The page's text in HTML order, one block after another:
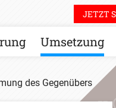
Umsetzung
JETZT
des Gegenübers